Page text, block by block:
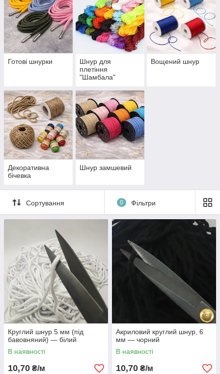
Готові шнурки
Шнур для
плетіння
"Шамбала"
Вощений шнур
Декоративна
бічевка
Шнур замшевий
Сортування 0 Фільтри
Круглий шнур 5 мм (під
бавовняний) — білий
В наявності
10,70 ₴/м
Акриловий круглий шнур, 6
мм — чорний
В наявності
10,70 ₴/м